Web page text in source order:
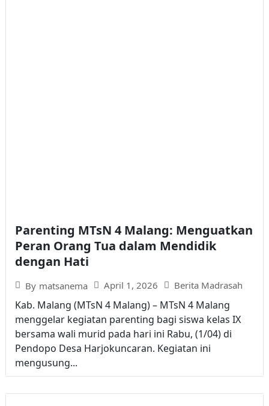
Parenting MTsN 4 Malang: Menguatkan
Peran Orang Tua dalam Mendidik
dengan Hati
By matsanema April 1, 2026 Berita Madrasah
Kab. Malang (MTsN 4 Malang) – MTsN 4 Malang
menggelar kegiatan parenting bagi siswa kelas IX
bersama wali murid pada hari ini Rabu, (1/04) di
Pendopo Desa Harjokuncaran. Kegiatan ini
mengusung...